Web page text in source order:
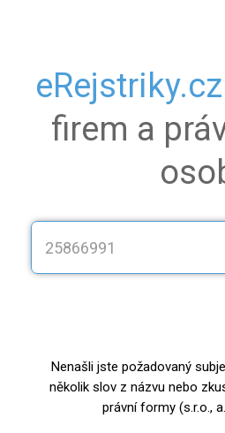
eRejstriky.cz
firem a
Nenašli jste požadovaný
několik slov z názvu nebo
právní formy (s.r.o.,